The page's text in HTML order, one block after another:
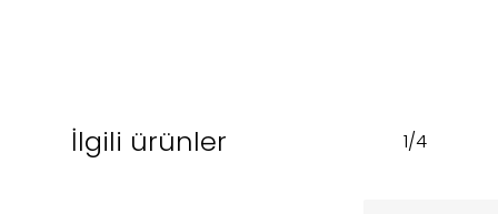
İlgili ürünler 1/4